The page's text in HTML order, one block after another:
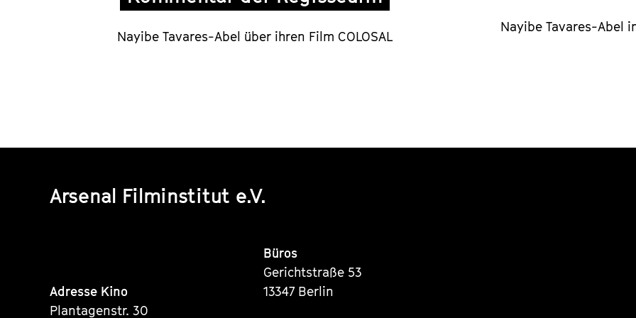
Nayibe Tavares-Abel über ihren Film COLOSAL
Nayibe Tavares-Abel
Arsenal Filminstitut e.V.
Adresse Kino
Plantagenstr. 30
Büros
Gerichtstraße 53
13347 Berlin